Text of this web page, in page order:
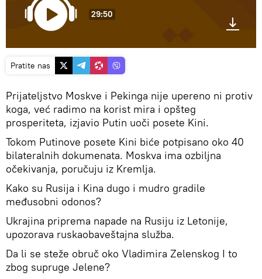
29:50
Pratite nas
Prijateljstvo Moskve i Pekinga nije upereno ni protiv
koga, već radimo na korist mira i opšteg
prosperiteta, izjavio Putin uoči posete Kini.
Tokom Putinove posete Kini biće potpisano oko 40
bilateralnih dokumenata. Moskva ima ozbiljna
očekivanja, poručuju iz Kremlja.
Kako su Rusija i Kina dugo i mudro gradile
međusobni odonos?
Ukrajina priprema napade na Rusiju iz Letonije,
upozorava ruskaobaveštajna služba.
Da li se steže obruč oko Vladimira Zelenskog I to
zbog supruge Jelene?